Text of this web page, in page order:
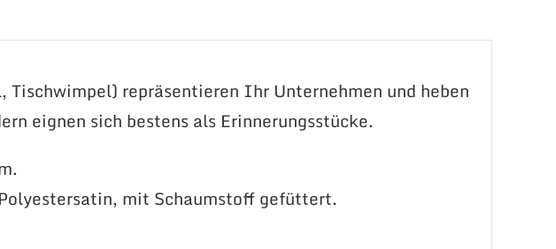
repräsentieren Ihr Unternehmen und heben
eignen sich bestens als Erinnerungsstücke.
mit Schaumstoff gefüttert.